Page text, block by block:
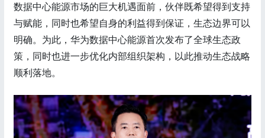
数据中心能源市场的巨大机遇面前，伙伴既希望得到支持
与赋能，同时也希望自身的利益得到保证，生态边界可以
明确。为此，华为数据中心能源首次发布了全球生态政
策，同时也进一步优化内部组织架构，以此推动生态战略
顺利落地。